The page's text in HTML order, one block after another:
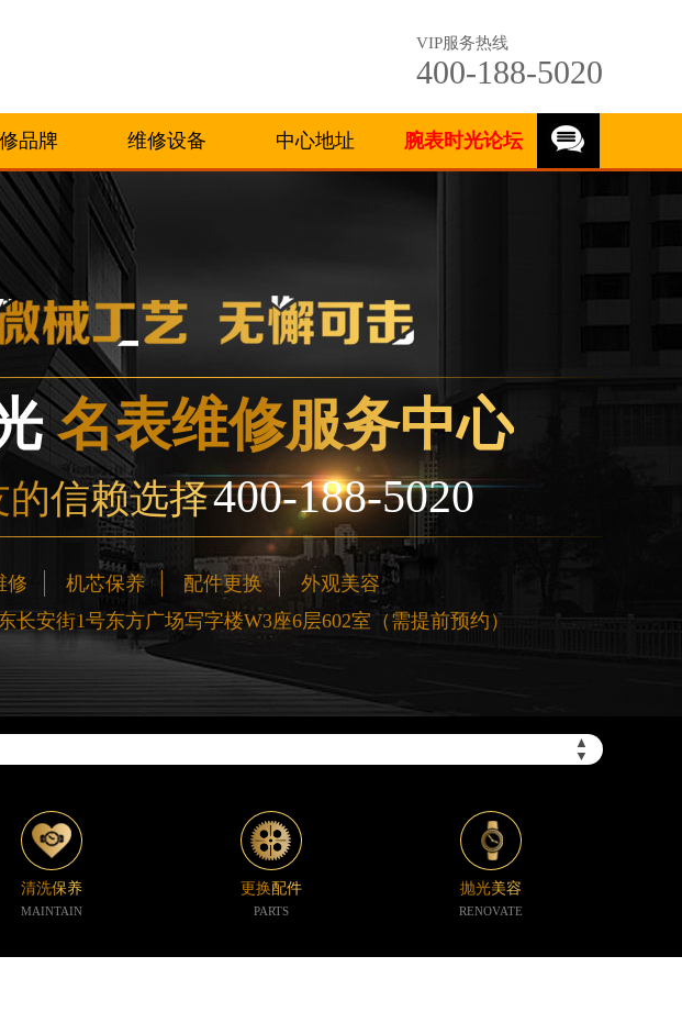
VIP服务热线
400-188-5020
品牌 维修设备 中心地址 腕表时光论坛
名表维修服务中心
信赖选择400-188-5020
修 机芯保养 配件更换
外观美容
长安街1号东方广场写字楼W3座6层602室（需提前预约）
▲
▼
部区域（非大陆需加拨“+86”）
清洗保养
MAINTAIN
更换配件
PARTS
抛光美容
RENOVATE